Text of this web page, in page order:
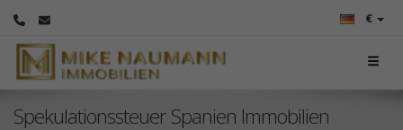
€
Spekulationssteuer Spanien Immobilien